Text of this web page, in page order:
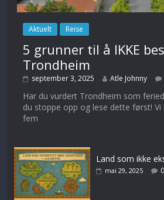
Aktuelt Reise
5 grunner til å IKKE
Trondheim
september 3, 2025 Atle Johnny
Har du vurdert Trondheim som
du stoppe opp og lese dette først!
fem
Land som ikke
mai 29, 2025 0